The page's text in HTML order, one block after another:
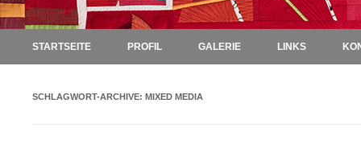
STARTSEITE PROFIL GALERIE LINKS
SCHLAGWORT-ARCHIVE: MIXED MEDIA